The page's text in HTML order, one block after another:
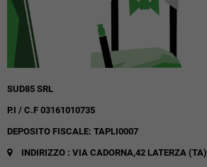
SUD85 SRL
P.I / C.F 03161010735
DEPOSITO FISCALE: TAPLI0007
INDIRIZZO : VIA CADORNA,42 LATERZA (TA)